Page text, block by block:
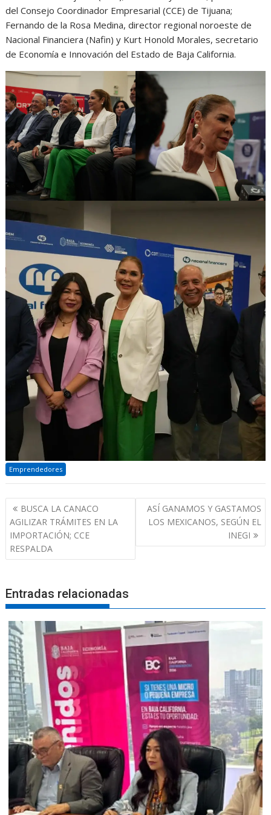
del Consejo Coordinador Empresarial (CCE) de Tijuana;
Fernando de la Rosa Medina, director regional noroeste de
Nacional Financiera (Nafin) y Kurt Honold Morales, secretario
de Economía e Innovación del Estado de Baja California.
Emprendedores
Navegación
de
entradas
BUSCA LA CANACO
AGILIZAR TRÁMITES EN LA
IMPORTACIÓN; CCE
RESPALDA
ASÍ GANAMOS Y GASTAMOS
LOS MEXICANOS, SEGÚN EL
INEGI
Entradas relacionadas